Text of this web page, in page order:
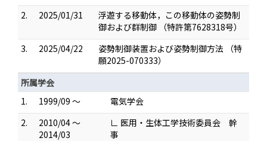
2.
2025/01/31
浮遊する移動体，この移動体の姿勢制
御および群制御 （特許第7628318号）
3.
2025/04/22
姿勢制御装置および姿勢制御方法 （特
願2025-070333）
所属学会
1.
1999/09 ～
電気学会
2.
2010/04 ～
2014/03
∟ 医用・生体工学技術委員会 幹
事